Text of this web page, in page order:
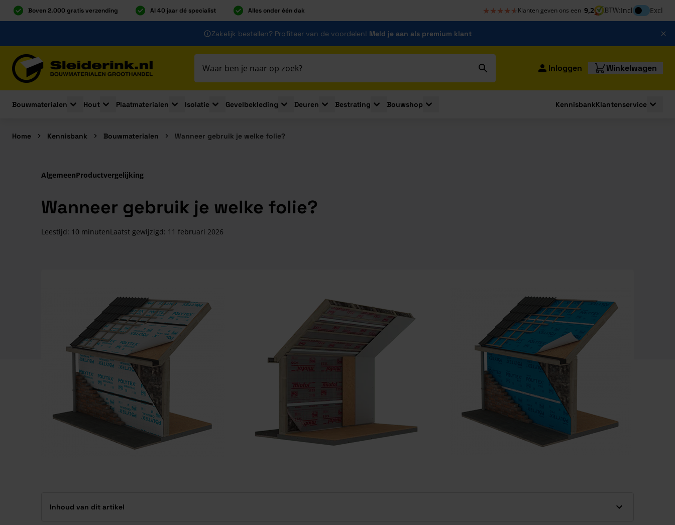
Boven 2.000 gratis verzending Al 40 jaar dé specialist Alles onder één dak ★★★★★
★★★★★ Klanten geven ons een 9,2 BTW:InclInclusief btw
Excl
Zakelijk bestellen? Profiteer van de voordelen! Meld je aan als premium klant
Inloggen Winkelwagen
Bouwmaterialen
Toggle submenu for Bouwmaterialen
Hout
Toggle submenu for Hout
Plaatmaterialen
Toggle submenu for Plaatmaterialen
Isolatie
Toggle submenu for Isolatie
Gevelbekleding
Toggle submenu for Gevelbekleding
Deuren
Toggle submenu for Deuren
Bestrating
Toggle submenu for Bestrating
Bouwshop
Toggle submenu for Bouwshop
KennisbankKlantenservice
Home Kennisbank Bouwmaterialen Wanneer gebruik je welke folie?
AlgemeenProductvergelijking
Wanneer gebruik je welke folie?
Leestijd: 10 minutenLaatst gewijzigd: 11 februari 2026
Inhoud van dit artikel